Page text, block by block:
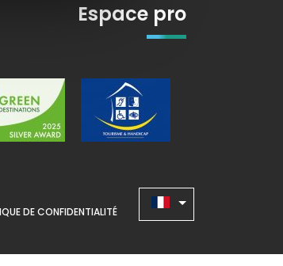
Espace pro
DE CONFIDENTIALITÉ